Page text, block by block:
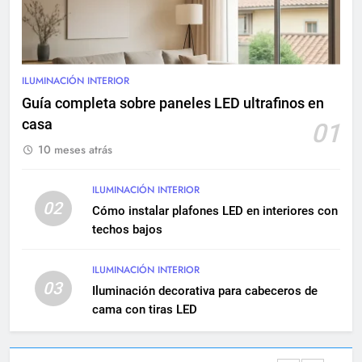
INSTALACIONES ELÉCTRICAS
9
Renovación eléctrica en
completa
INSTALACIONES ELÉCTRICAS
10
eléctrica empotrada en
viviendas
INSTALACIONES ELÉCTRICAS
eléctrica tiene baja potencia
ILUMINACIÓN INTERIOR
Guía completa sobre paneles LED ultrafinos en
casa
01
10 meses atrás
02
ILUMINACIÓN INTERIOR
Cómo instalar plafones LED en interiores con
techos bajos
03
ILUMINACIÓN INTERIOR
Iluminación decorativa para cabeceros de
cama con tiras LED